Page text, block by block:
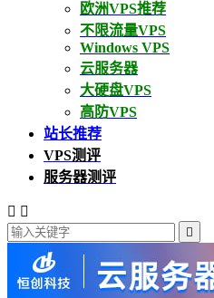
欧洲VPS推荐
不限流量VPS
Windows VPS
云服务器
大硬盘VPS
高防VPS
站长推荐
VPS测评
服务器测评
 
